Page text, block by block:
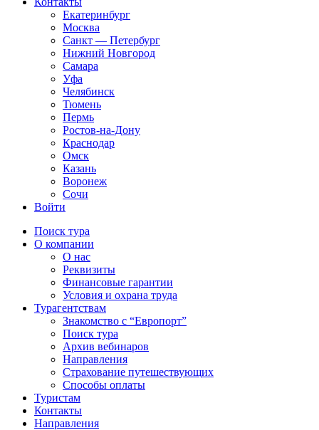
Екатеринбург
Москва
Санкт — Петербург
Нижний Новгород
Самара
Уфа
Челябинск
Тюмень
Пермь
Ростов-на-Дону
Краснодар
Омск
Казань
Воронеж
Сочи
Войти
Поиск тура
О компании
О нас
Реквизиты
Финансовые гарантии
Условия и охрана труда
Турагентствам
Знакомство с “Европорт”
Поиск тура
Архив вебинаров
Направления
Страхование путешествующих
Способы оплаты
Туристам
Контакты
Направления